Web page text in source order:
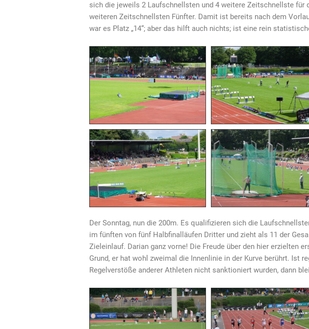
sich die jeweils 2 Laufschnellsten und 4 weitere Zeitschnellste
weiteren Zeitschnellsten Fünfter. Damit ist bereits nach dem
war es Platz „14“; aber das hilft auch nichts; ist eine rein
Der Sonntag, nun die 200m. Es qualifizieren sich die
im fünften von fünf Halbfinalläufen Dritter und zieht als 11 der
Zieleinlauf. Darian ganz vorne! Die Freude über den hier erzielten
Grund, er hat wohl zweimal die Innenlinie in der Kurve berührt. Ist
Regelverstöße anderer Athleten nicht sanktioniert wurden, dann